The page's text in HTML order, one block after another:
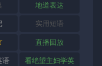
地道表达
实用短语
直播回放
语 看绝望主妇学英